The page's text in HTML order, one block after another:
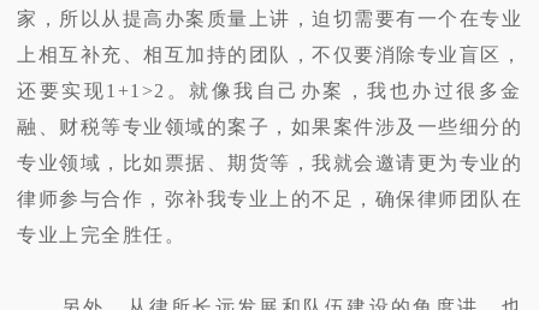
家，所以从提高办案质量上讲，迫切需要有一个在专业
上相互补充、相互加持的团队，不仅要消除专业盲区，
还要实现1+1>2。就像我自己办案，我也办过很多金
融、财税等专业领域的案子，如果案件涉及一些细分的
专业领域，比如票据、期货等，我就会邀请更为专业的
律师参与合作，弥补我专业上的不足，确保律师团队在
专业上完全胜任。